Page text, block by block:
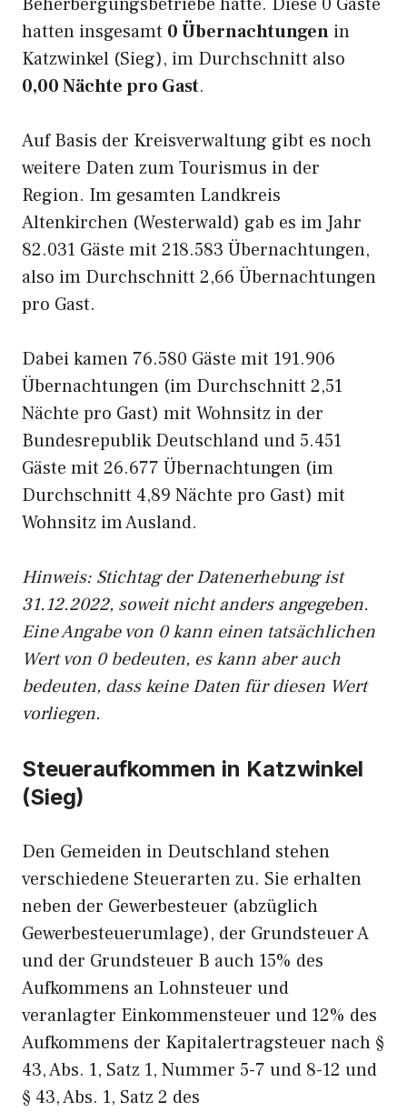
hatten insgesamt 0 Übernachtungen in
Katzwinkel (Sieg), im Durchschnitt also
0,00 Nächte pro Gast.
Auf Basis der Kreisverwaltung gibt es noch
weitere Daten zum Tourismus in der
Region. Im gesamten Landkreis
Altenkirchen (Westerwald) gab es im Jahr
82.031 Gäste mit 218.583 Übernachtungen,
also im Durchschnitt 2,66 Übernachtungen
pro Gast.
Dabei kamen 76.580 Gäste mit 191.906
Übernachtungen (im Durchschnitt 2,51
Nächte pro Gast) mit Wohnsitz in der
Bundesrepublik Deutschland und 5.451
Gäste mit 26.677 Übernachtungen (im
Durchschnitt 4,89 Nächte pro Gast) mit
Wohnsitz im Ausland.
Hinweis: Stichtag der Datenerhebung ist
31.12.2022, soweit nicht anders angegeben.
Eine Angabe von 0 kann einen tatsächlichen
Wert von 0 bedeuten, es kann aber auch
bedeuten, dass keine Daten für diesen Wert
vorliegen.
Steueraufkommen in Katzwinkel
(Sieg)
Den Gemeiden in Deutschland stehen
verschiedene Steuerarten zu. Sie erhalten
neben der Gewerbesteuer (abzüglich
Gewerbesteuerumlage), der Grundsteuer A
und der Grundsteuer B auch 15% des
Aufkommens an Lohnsteuer und
veranlagter Einkommensteuer und 12% des
Aufkommens der Kapitalertragsteuer nach §
43, Abs. 1, Satz 1, Nummer 5-7 und 8-12 und
§ 43, Abs. 1, Satz 2 des